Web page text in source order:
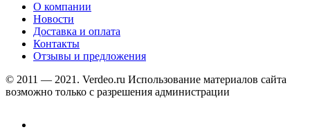
О компании
Новости
Доставка и оплата
Контакты
Отзывы и предложения
© 2011 — 2021. Verdeo.ru Использование материалов сайта
возможно только с разрешения администрации